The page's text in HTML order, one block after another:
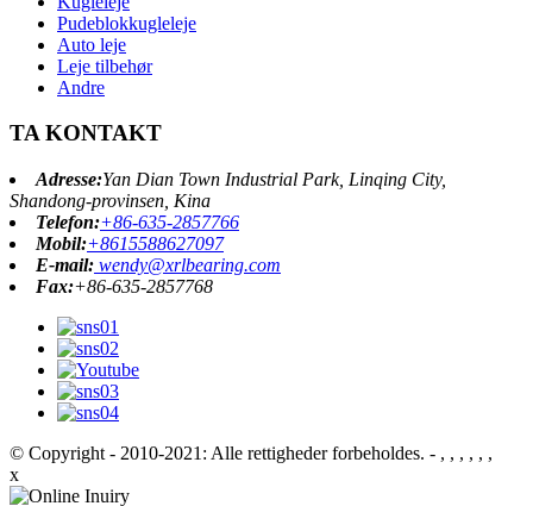
Pudeblokkugleleje
Auto leje
Leje tilbehør
Andre
TA KONTAKT
Adresse:Yan Dian Town Industrial Park, Linqing City,
Shandong-provinsen, Kina
Telefon:+86-635-2857766
Mobil:+8615588627097
E-mail: wendy@xrlbearing.com
Fax:+86-635-2857768
© Copyright - 2010-2021: Alle rettigheder forbeholdes. - , , , , , ,
x